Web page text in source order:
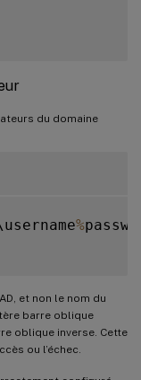
du domaine
%
et non le nom du
barre oblique
oblique inverse. Cette
ou l’échec.